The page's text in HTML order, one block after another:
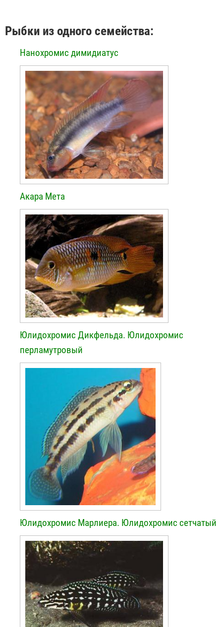
Рыбки из одного семейства:
Нанохромис димидиатус
Акара Мета
Юлидохромис Дикфельда. Юлидохромис
перламутровый
Юлидохромис Марлиера. Юлидохромис сетчатый